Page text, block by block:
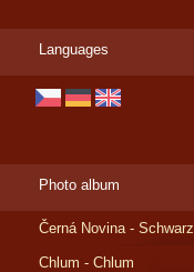
Languages
Photo album
Černá Novina -
Chlum - Chlum